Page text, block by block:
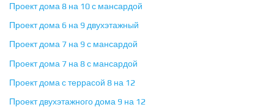
Проект дома 8 на 10 с мансардой
Проект дома 6 на 9 двухэтажный
Проект дома 7 на 9 с мансардой
Проект дома 7 на 8 с мансардой
Проект дома с террасой 8 на 12
Проект двухэтажного дома 9 на 12